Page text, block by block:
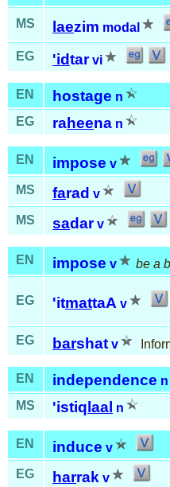
MS laezim modal
EG
'idtar vi
EN hostage n
EG
raheena n
EN impose v
MS
farad v
MS sadar v
EN impose v be a
EG 'itmattaA v
EG
barshat v
EN independence n
MS
'istiq laal n
EN induce v
EG
harrak v